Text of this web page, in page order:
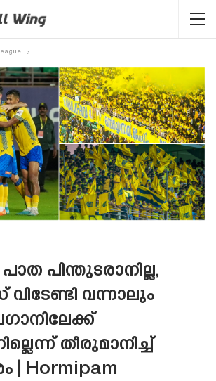
പിന്തുടരാനില്ല,
വിടേണ്ടി വന്നാലും
തീരുമാനിച്ച്
| Hormipam